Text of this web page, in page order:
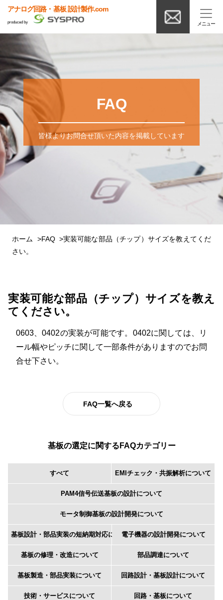
アナログ回路・基板 設計製作.com
produced by
FAQ
皆様よりお問合せ頂いた内容を掲載しています
ホーム FAQ
実装可能な部品（チップ）サイズを教えてくだ
さい。
実装可能な部品（チップ）サイズを教え
てください。
0603、0402の実装が可能です。0402に関しては、リ
ール幅やピッチに関して一部条件がありますのでお問
合せ下さい。
FAQ一覧へ戻る
基板の選定に関するFAQカテゴリー
すべて EMIチェック・共振解析について
PAM4信号伝送基板の設計について
モータ制御基板の設計開発について
基板設計・部品実装の短納期対応について電子機器の設計開発について
基板の修理・改造について 部品調達について
基板製造・部品実装について 回路設計・基板設計について
技術・サービスについて 回路・基板について